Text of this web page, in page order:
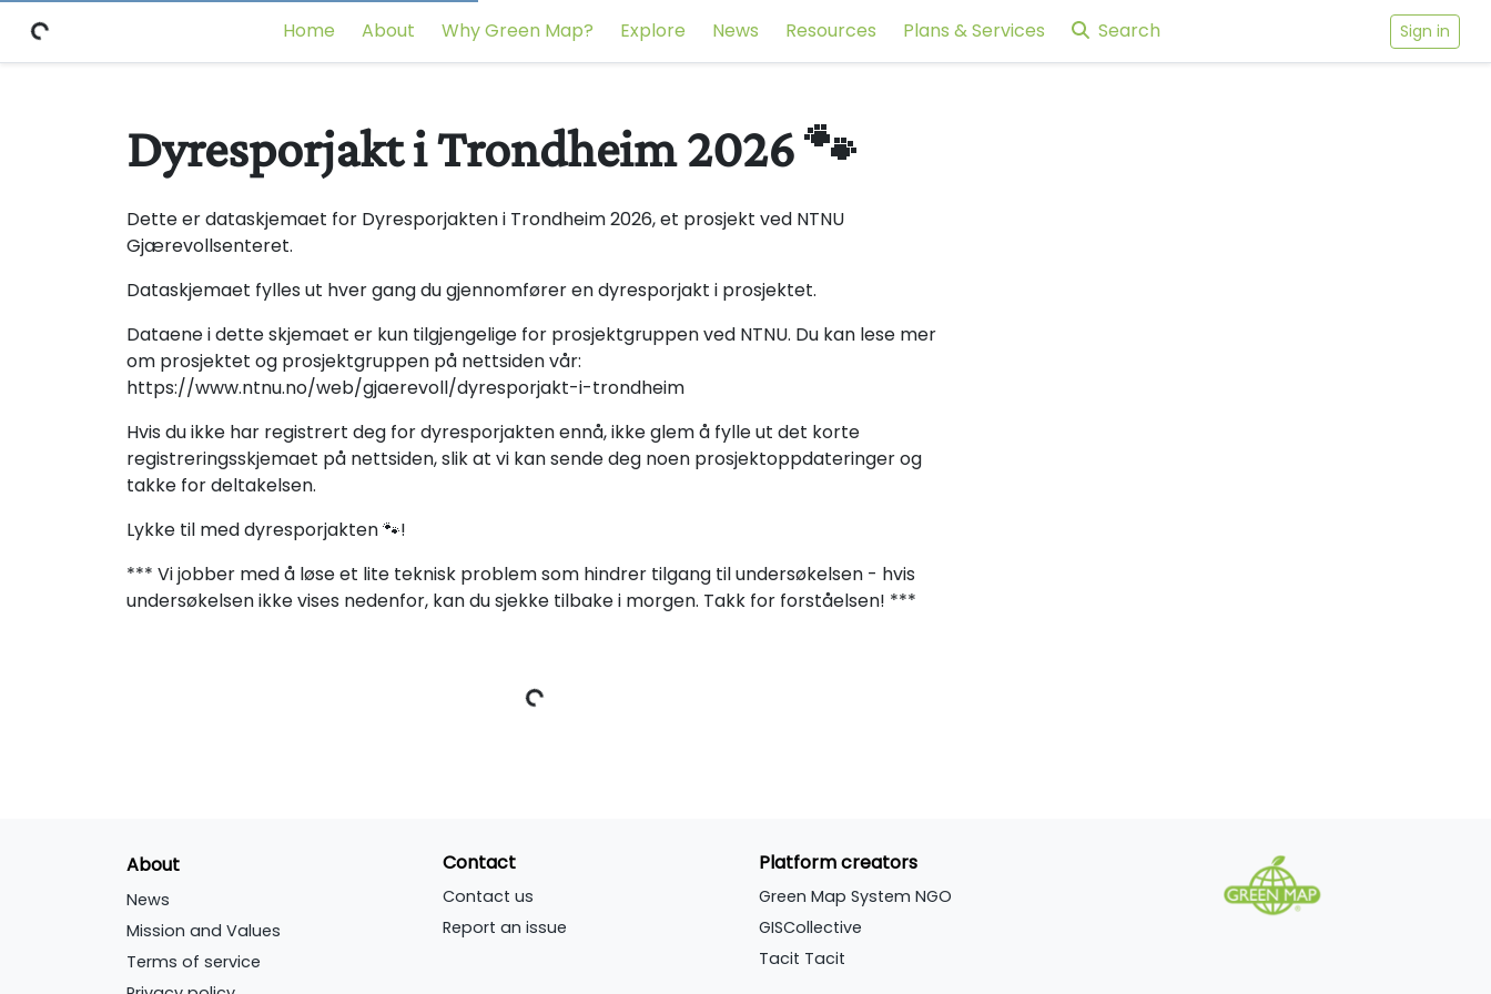
Home About Why Green Map? Explore News Resources Plans & Services Search Sign in
Dyresporjakt i Trondheim 2026 🐾
Dette er dataskjemaet for Dyresporjakten i Trondheim 2026, et prosjekt ved NTNU
Gjærevollsenteret.
Dataskjemaet fylles ut hver gang du gjennomfører en dyresporjakt i prosjektet.
Dataene i dette skjemaet er kun tilgjengelige for prosjektgruppen ved NTNU. Du kan lese mer
om prosjektet og prosjektgruppen på nettsiden vår:
https://www.ntnu.no/web/gjaerevoll/dyresporjakt-i-trondheim
Hvis du ikke har registrert deg for dyresporjakten ennå, ikke glem å fylle ut det korte
registreringsskjemaet på nettsiden, slik at vi kan sende deg noen prosjektoppdateringer og
takke for deltakelsen.
Lykke til med dyresporjakten 🐾!
*** Vi jobber med å løse et lite teknisk problem som hindrer tilgang til undersøkelsen - hvis
undersøkelsen ikke vises nedenfor, kan du sjekke tilbake i morgen. Takk for forståelsen! ***
About
News
Mission and Values
Terms of service
Contact
Contact us
Report an issue
Platform creators
Green Map System NGO
GISCollective
Tacit Tacit